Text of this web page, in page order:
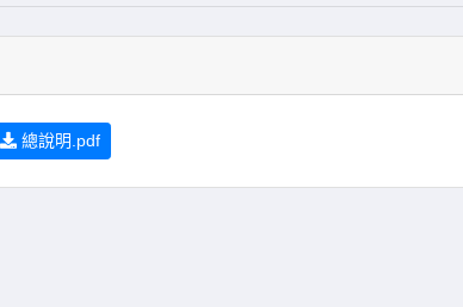
總說明.pdf